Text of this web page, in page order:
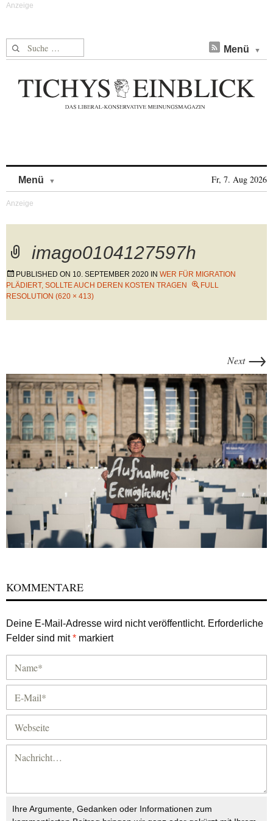
Suche nach: Menü
Menü Fr, 7. Aug 2026
imago0104127597h
PUBLISHED ON 10. SEPTEMBER 2020 IN WER FÜR MIGRATION
PLÄDIERT, SOLLTE AUCH DEREN KOSTEN TRAGEN
FULL
RESOLUTION (620 × 413)
Next →
KOMMENTARE
Deine E-Mail-Adresse wird nicht veröffentlicht. Erforderliche
Felder sind mit* markiert
Ihre Argumente, Gedanken oder Informationen zum